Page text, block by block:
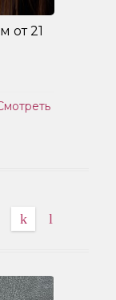
от 21